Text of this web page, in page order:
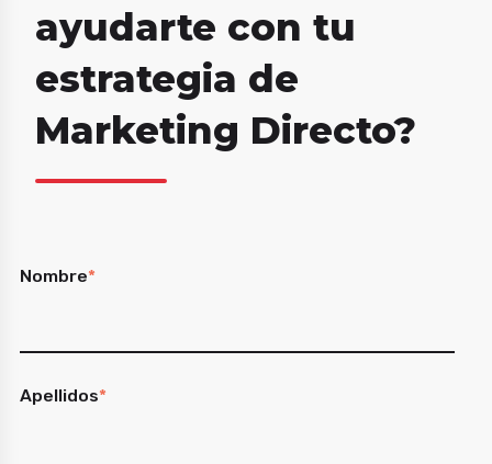
ayudarte con tu
estrategia de
Marketing Directo?
Nombre*
Apellidos*